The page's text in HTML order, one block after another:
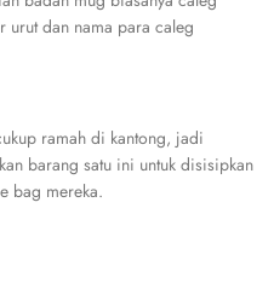
urut dan nama para caleg
ramah di kantong, jadi
barang satu ini untuk disisipkan
bag mereka.